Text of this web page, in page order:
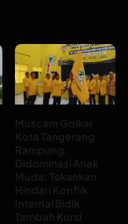
Muscam Golkar
Kota Tangerang
Rampung,
Didominasi Anak
Muda: Tekankan
Hindari Konflik
Internal Bidik
Tambah Kursi